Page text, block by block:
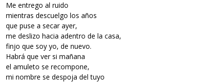
Me entrego al ruido
mientras descuelgo los años
que puse a secar ayer,
me deslizo hacia adentro de la casa,
finjo que soy yo, de nuevo.
Habrá que ver si mañana
el amuleto se recompone,
mi nombre se despoja del tuyo